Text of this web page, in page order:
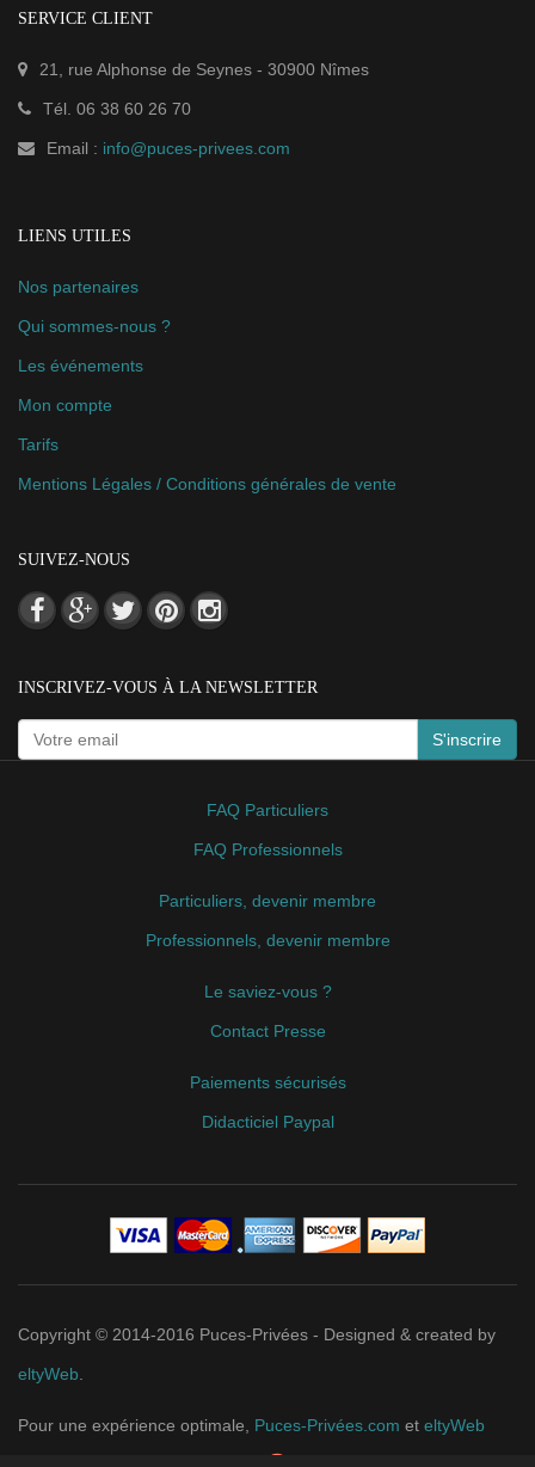
SERVICE CLIENT
21, rue Alphonse de Seynes - 30900 Nîmes
Tél. 06 38 60 26 70
Email : info@puces-privees.com
LIENS UTILES
Nos partenaires
Qui sommes-nous ?
Les événements
Mon compte
Tarifs
Mentions Légales / Conditions générales de vente
SUIVEZ-NOUS
INSCRIVEZ-VOUS À LA NEWSLETTER
S'inscrire
FAQ Particuliers
FAQ Professionnels
Particuliers, devenir membre
Professionnels, devenir membre
Le saviez-vous ?
Contact Presse
Paiements sécurisés
Didacticiel Paypal
Copyright © 2014-2016 Puces-Privées - Designed & created by
eltyWeb
Pour une expérience optimale, Puces-Privées.com et eltyWeb